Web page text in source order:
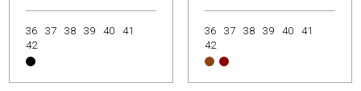
36 37 38 39 40
41
42
36 37 38 39 40
41
42